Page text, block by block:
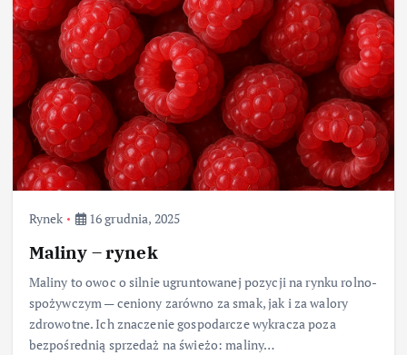
Rynek 16 grudnia, 2025
Maliny – rynek
Maliny to owoc o silnie ugruntowanej pozycji na rynku rolno-
spożywczym — ceniony zarówno za smak, jak i za walory
zdrowotne. Ich znaczenie gospodarcze wykracza poza
bezpośrednią sprzedaż na świeżo: maliny…